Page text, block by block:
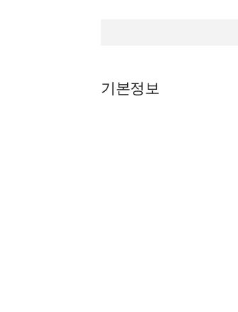
기본정보